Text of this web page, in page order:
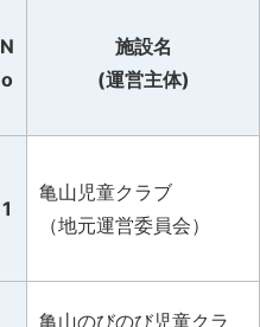
N
o
施設名
(運営主体)
1
亀山児童クラブ
（地元運営委員会）
亀山のびのび児童クラ